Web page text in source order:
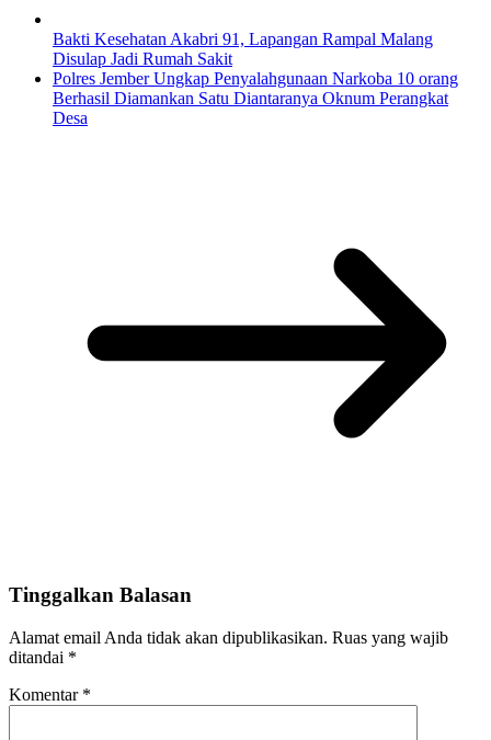
Bakti Kesehatan Akabri 91, Lapangan Rampal Malang
Disulap Jadi Rumah Sakit
Polres Jember Ungkap Penyalahgunaan Narkoba 10 orang
Berhasil Diamankan Satu Diantaranya Oknum Perangkat
Desa
Tinggalkan Balasan
Alamat email Anda tidak akan dipublikasikan. Ruas yang wajib
ditandai *
Komentar *